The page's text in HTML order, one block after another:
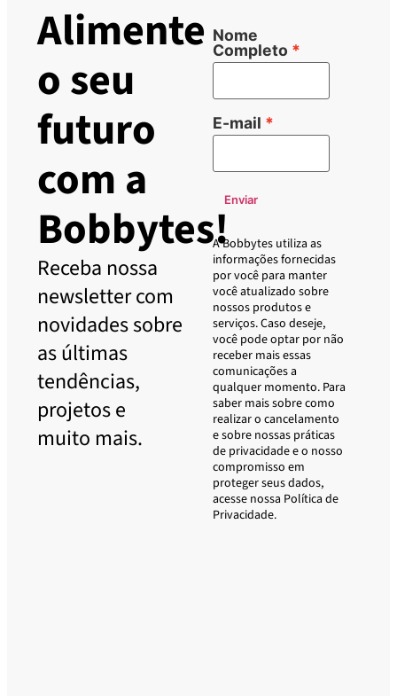
Alimente
o seu
futuro
com a
Bobbytes!
Receba nossa
newsletter com
novidades sobre
as últimas
tendências,
projetos e
muito mais.
Nome
Completo
E-mail
Enviar
A Bobbytes utiliza as
informações fornecidas
por você para manter
você atualizado sobre
nossos produtos e
serviços. Caso deseje,
você pode optar por não
receber mais essas
comunicações a
qualquer momento. Para
saber mais sobre como
realizar o cancelamento
e sobre nossas práticas
de privacidade e o nosso
compromisso em
proteger seus dados,
acesse nossa Política de
Privacidade.